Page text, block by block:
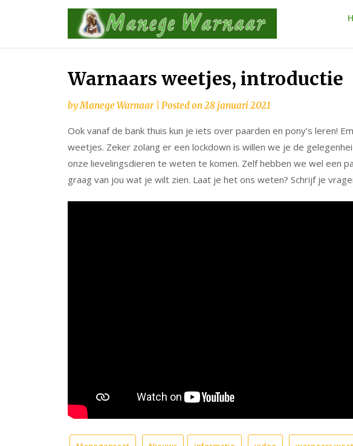
Warnaars weetjes, introductie
byManege Warnaar Posted on28 januari 2021
Ook vanaf de bank thuis kun je iets over paarden en pony’s leren!
weetjes. Zeker zolang er een lockdown is willen we je de
onze lievelingsdieren te weten te komen. Zelf hebben we wel een
graag van jou wat je wilt zien. Laat je het ons weten? Schrijf je